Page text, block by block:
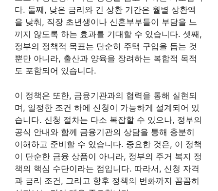
다. 둘째, 낮은 금리와 긴 상환 기간은 월별 상환액
을 낮춰, 직장 초년생이나 신혼부부들이 부담을 느
끼지 않도록 하는 효과를 기대할 수 있습니다. 셋째,
정부의 정책적 목표는 단순히 주택 구입을 돕는 것
뿐만 아니라, 출산과 양육을 장려하는 복합적 목적
도 포함되어 있습니다.
이 정책은 또한, 금융기관과의 협력을 통해 실현되
며, 일정한 조건 하에 신청이 가능하게 설계되어 있
습니다. 신청 절차는 다소 복잡할 수 있으나, 정부의
공식 안내와 함께 금융기관의 상담을 통해 충분히
이해하고 준비할 수 있습니다. 중요한 것은, 이 정책
이 단순한 금융 상품이 아니라, 정부의 주거 복지 정
책의 핵심 수단이라는 점입니다. 따라서, 신청 자격
과 금리 조건, 그리고 향후 정책의 변화까지 꼼꼼히